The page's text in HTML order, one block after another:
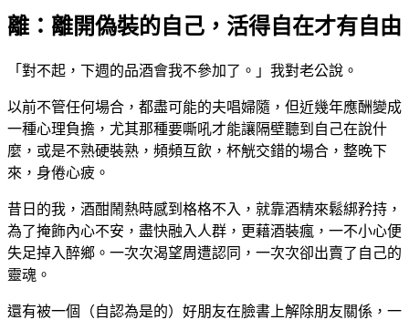
離：離開偽裝的自己，活得自在才有自由
「對不起，下週的品酒會我不參加了。」我對老公說。
以前不管任何場合，都盡可能的夫唱婦隨，但近幾年應酬變成
一種心理負擔，尤其那種要嘶吼才能讓隔壁聽到自己在說什
麼，或是不熟硬裝熟，頻頻互飲，杯觥交錯的場合，整晚下
來，身倦心疲。
昔日的我，酒酣鬧熱時感到格格不入，就靠酒精來鬆綁矜持，
為了掩飾內心不安，盡快融入人群，更藉酒裝瘋，一不小心便
失足掉入醉鄉。一次次渴望周遭認同，一次次卻出賣了自己的
靈魂。
還有被一個（自認為是的）好朋友在臉書上解除朋友關係，一